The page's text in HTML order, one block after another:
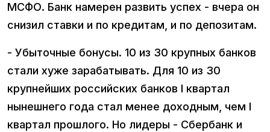
МСФО. Банк намерен развить успех - вчера он
снизил ставки и по кредитам, и по депозитам.
- Убыточные бонусы. 10 из 30 крупных банков
стали хуже зарабатывать. Для 10 из 30
крупнейших российских банков I квартал
нынешнего года стал менее доходным, чем I
квартал прошлого. Но лидеры - Сбербанк и